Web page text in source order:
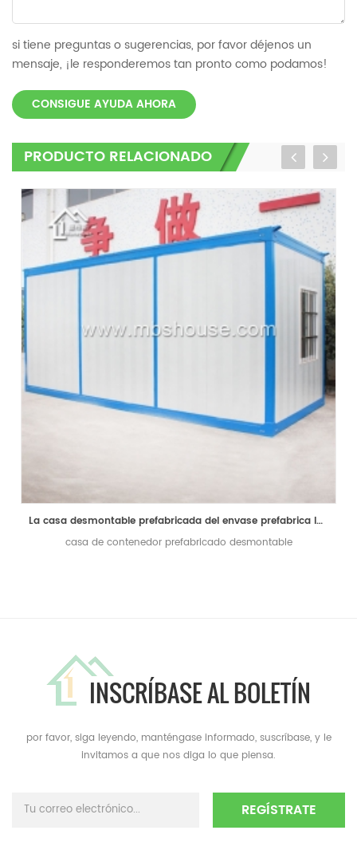
si tiene preguntas o sugerencias, por favor déjenos un
mensaje, ¡le responderemos tan pronto como podamos!
CONSIGUE AYUDA AHORA
PRODUCTO RELACIONADO
La casa desmontable prefabricada del envase prefabrica las casas minúsculas para el campo del trabajador
casa de contenedor prefabricado desmontable
INSCRÍBASE AL BOLETÍN
por favor, siga leyendo, manténgase informado, suscríbase, y le
invitamos a que nos diga lo que piensa.